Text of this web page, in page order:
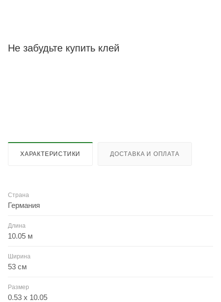
Не забудьте купить клей
ХАРАКТЕРИСТИКИ ДОСТАВКА И ОПЛАТА
Страна
Германия
Длина
10.05 м
Ширина
53 см
Размер
0.53 x 10.05